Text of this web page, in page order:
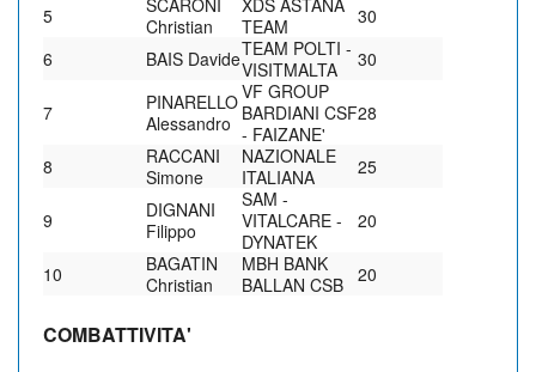
5
Christian
TEAM
30
6
BAIS DavideTEAM POLTI -
VISITMALTA
30
7
PINARELLO
Alessandro
VF GROUP
BARDIANI CSF
- FAIZANE'
28
8
RACCANI
Simone
NAZIONALE
ITALIANA
25
9
DIGNANI
Filippo
SAM -
VITALCARE -
DYNATEK
20
10
BAGATIN
Christian
MBH BANK
BALLAN CSB 20
COMBATTIVITA'